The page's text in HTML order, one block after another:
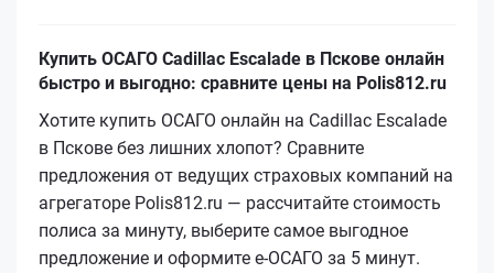
Купить ОСАГО Cadillac Escalade в Пскове онлайн
быстро и выгодно: сравните цены на Polis812.ru
Хотите купить ОСАГО онлайн на Cadillac Escalade
в Пскове без лишних хлопот? Сравните
предложения от ведущих страховых компаний на
агрегаторе Polis812.ru — рассчитайте стоимость
полиса за минуту, выберите самое выгодное
предложение и оформите е‑ОСАГО за 5 минут.